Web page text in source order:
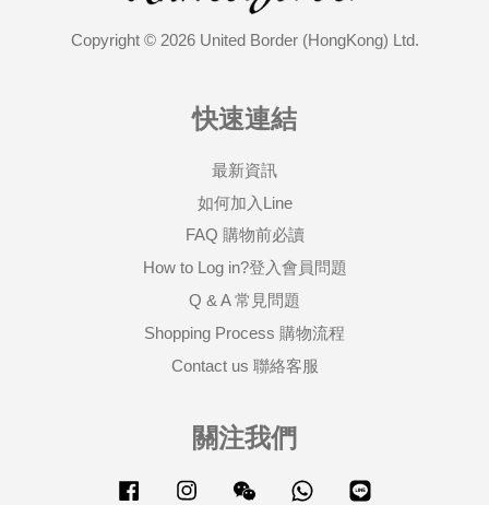
Copyright © 2026 United Border (HongKong) Ltd.
快速連結
最新資訊
如何加入Line
FAQ 購物前必讀
How to Log in?登入會員問題
Q & A 常見問題
Shopping Process 購物流程
Contact us 聯絡客服
關注我們
Facebook Instagram Wechat Whatsapp